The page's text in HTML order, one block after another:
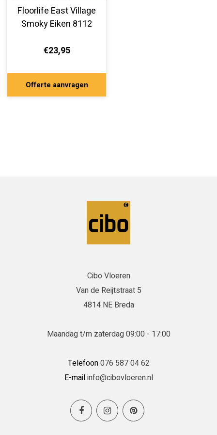
Floorlife East Village
Smoky Eiken 8112
€23,95
Offerte aanvragen
Cibo Vloeren
Van de Reijtstraat 5
4814 NE Breda
Maandag t/m zaterdag 09:00 - 17:00
Telefoon076 587 04 62
E-mailinfo@cibovloeren.nl